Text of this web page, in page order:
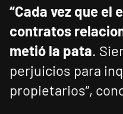
“Cada vez que el
contratos
metió la pata.
perjuicios para
propietarios”,